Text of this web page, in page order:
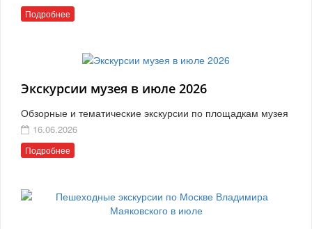
Подробнее
Экскурсии музея в июле 2026
Обзорные и тематические экскурсии по площадкам музея
16.06.2026
Подробнее